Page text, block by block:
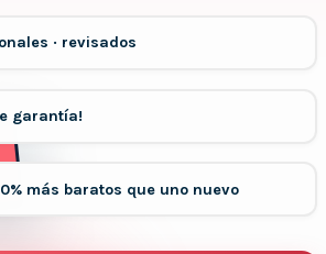
· revisados
garantía!
más baratos que uno nuevo